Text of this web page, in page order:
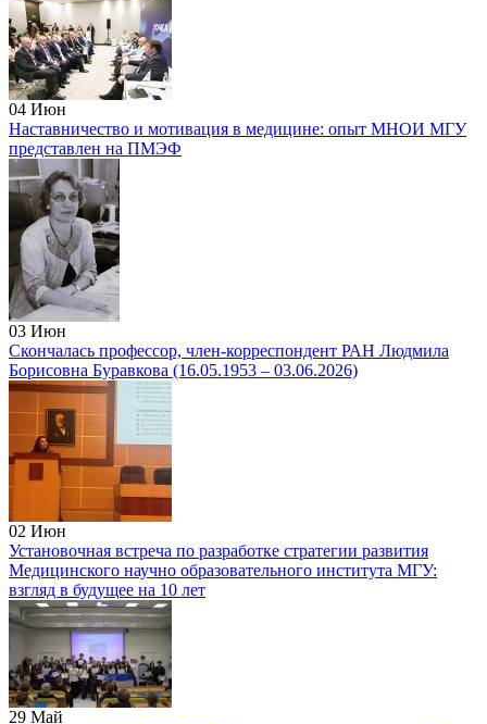
04 Июн
Наставничество и мотивация в медицине: опыт МНОИ МГУ
представлен на ПМЭФ
03 Июн
Скончалась профессор, член-корреспондент РАН Людмила
Борисовна Буравкова (16.05.1953 – 03.06.2026)
02 Июн
Установочная встреча по разработке стратегии развития
Медицинского научно образовательного института МГУ:
взгляд в будущее на 10 лет
29 Май